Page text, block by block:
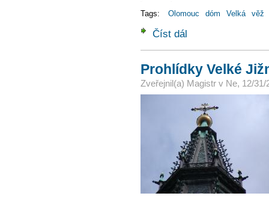
Tags: Olomouc dóm Velká věž
Číst dál
Prohlídky Velké
Zveřejnil(a) Magistrv Ne, 12/31/